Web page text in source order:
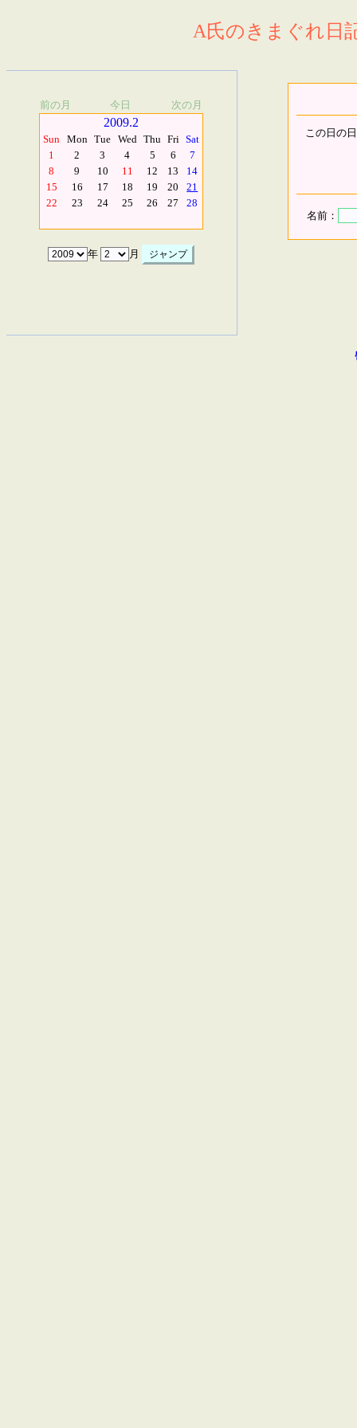
A氏のきまぐれ日
前の月 今日 次の月
2009.2
Sun Mon Tue Wed Thu Fri Sat
1
2 3 4 5 6
7
8
9 10 11 12 13
14
15
16 17 18 19 20
21
22
23 24 25 26 27 28
年 月
この日の
名前：